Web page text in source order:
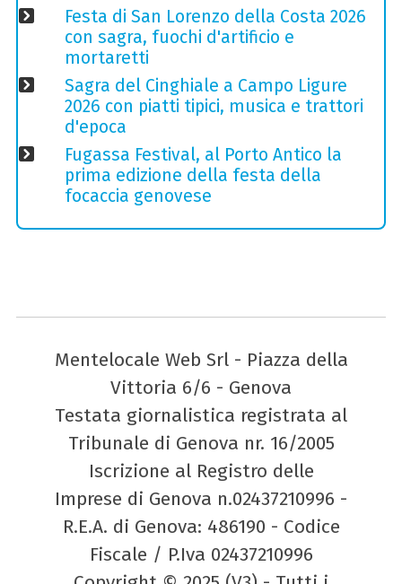
Festa di San Lorenzo della Costa 2026
con sagra, fuochi d'artificio e
mortaretti
Sagra del Cinghiale a Campo Ligure
2026 con piatti tipici, musica e trattori
d'epoca
Fugassa Festival, al Porto Antico la
prima edizione della festa della
focaccia genovese
Mentelocale Web Srl - Piazza della
Vittoria 6/6 - Genova
Testata giornalistica registrata al
Tribunale di Genova nr. 16/2005
Iscrizione al Registro delle
Imprese di Genova n.02437210996 -
R.E.A. di Genova: 486190 - Codice
Fiscale / P.Iva 02437210996